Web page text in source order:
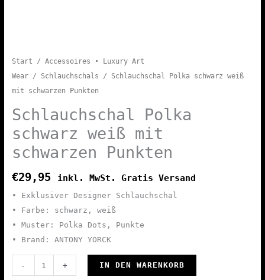
Start / Accessoires • Luxury Art
Wear/ Schlauchschals / Schlauchschal Polka schwarz weiß
mit schwarzen Punkten
Schlauchschal Polka
schwarz weiß mit
schwarzen Punkten
€29,95 inkl. MwSt. Gratis Versand
• Exklusiver Designer Schlauchschal
• Farbe: schwarz, weiß
• Muster: Polka Dots, Punkte
• Brand: ANTONY YORCK
-
Schlauchschal
Polka
+ IN DEN WARENKORB